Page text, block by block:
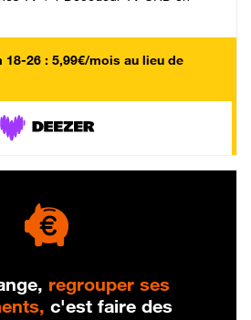
18-26 : 5,99€/mois au lieu de
regrouper ses
c'est faire des